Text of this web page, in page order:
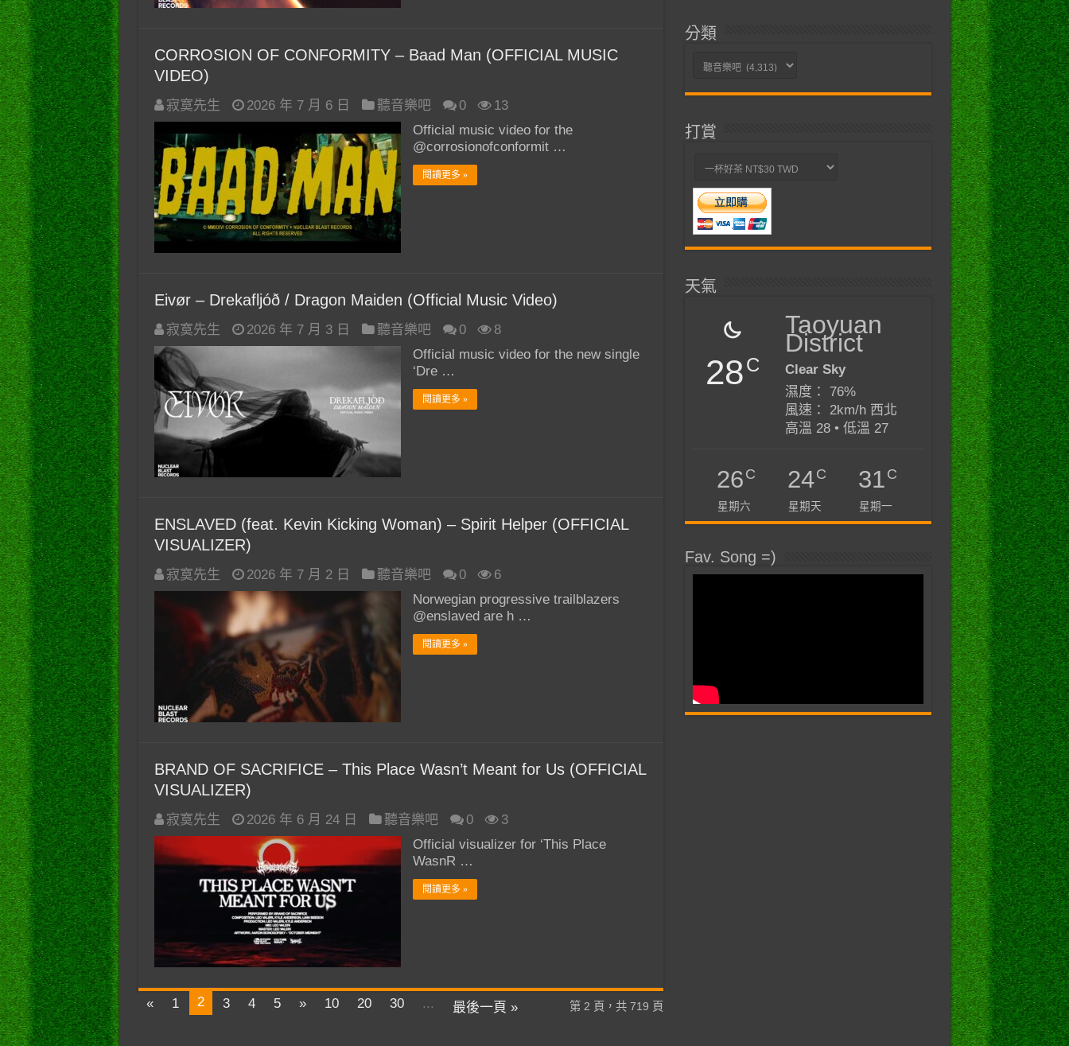
CORROSION OF CONFORMITY – Baad Man (OFFICIAL MUSIC
VIDEO)
寂寞先生 2026 年 7 月 6 日 聽音樂吧 0
13
Official music video for the
@corrosionofconformit …
閱讀更多 »
Eivør – Drekafljóð / Dragon Maiden (Official Music Video)
寂寞先生 2026 年 7 月 3 日 聽音樂吧 0
8
Official music video for the new single
‘Dre …
閱讀更多 »
ENSLAVED (feat. Kevin Kicking Woman) – Spirit Helper (OFFICIAL
VISUALIZER)
寂寞先生 2026 年 7 月 2 日 聽音樂吧 0
6
Norwegian progressive trailblazers
@enslaved are h …
閱讀更多 »
BRAND OF SACRIFICE – This Place Wasn’t Meant for Us (OFFICIAL
VISUALIZER)
寂寞先生 2026 年 6 月 24 日 聽音樂吧 0
3
Official visualizer for ‘This Place
WasnR …
閱讀更多 »
第 2 頁，共 719 頁
« 1 2 3 4 5 » 10 20 30 ... 最後一頁 »
分類
分
打賞
天氣
28C
Taoyuan
District
Clear Sky
濕度： 76%
風速： 2km/h 西北
高溫 28 • 低溫 27
26C
星期六
24C
星期天
31C
星期一
Fav. Song =)